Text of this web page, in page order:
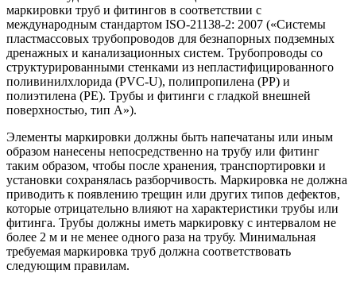
маркировки труб и фитингов в соответствии с
международным стандартом ISO-21138-2: 2007 («Системы
пластмассовых трубопроводов для безнапорных подземных
дренажных и канализационных систем. Трубопроводы со
структурированными стенками из непластифицированного
поливинилхлорида (PVC-U), полипропилена (PP) и
полиэтилена (PE). Трубы и фитинги с гладкой внешней
поверхностью, тип A»).
Элементы маркировки должны быть напечатаны или иным
образом нанесены непосредственно на трубу или фитинг
таким образом, чтобы после хранения, транспортировки и
установки сохранялась разборчивость. Маркировка не должна
приводить к появлению трещин или других типов дефектов,
которые отрицательно влияют на характеристики трубы или
фитинга. Трубы должны иметь маркировку с интервалом не
более 2 м и не менее одного раза на трубу. Минимальная
требуемая маркировка труб должна соответствовать
следующим правилам.